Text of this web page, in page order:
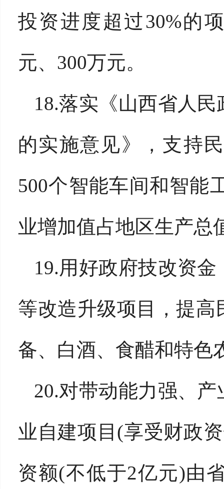
投资进度超过30%的
元、300万元。
18.落实《山西省人
的实施意见》，支持
500个智能车间和智能
业增加值占地区生产总
19.用好政府技改资
等改造升级项目，提
备、白酒、食醋和特色
20.对带动能力强、
业自建项目(享受财政
资额(不低于2亿元)由